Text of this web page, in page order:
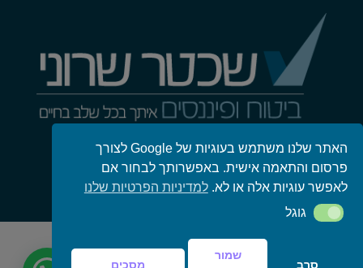
הצהרת נגישות
מדיניות פרטיות
ליאור מזור
האתר שלנו משתמש בעוגיות של Google לצורך
פרסום והתאמה אישית. באפשרותך לבחור אם
לאפשר עוגיות אלה או לא.למדיניות הפרטיות שלנו
גוגל
גוגל
סרב
שמור
מסכים